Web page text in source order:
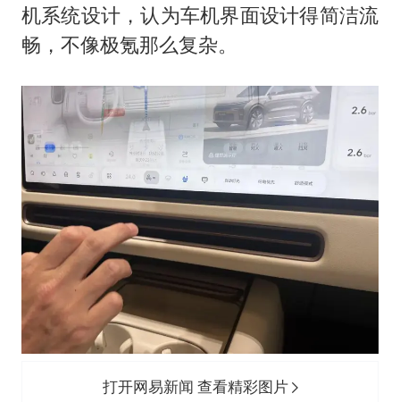
机系统设计，认为车机界面设计得简洁流
畅，不像极氪那么复杂。
打开网易新闻 查看精彩图片